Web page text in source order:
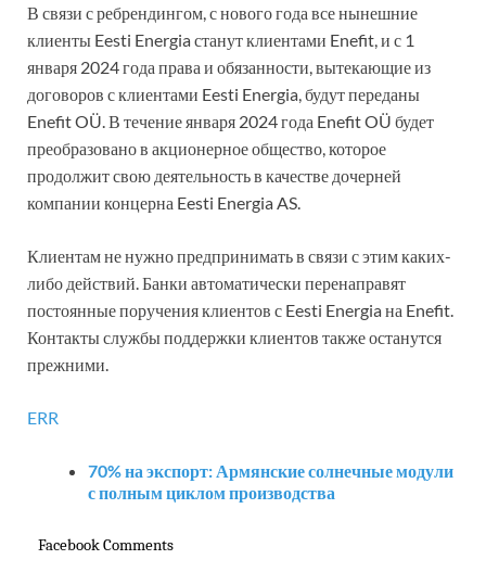
В связи с ребрендингом, с нового года все нынешние
клиенты Eesti Energia станут клиентами Enefit, и с 1
января 2024 года права и обязанности, вытекающие из
договоров с клиентами Eesti Energia, будут переданы
Enefit OÜ. В течение января 2024 года Enefit OÜ будет
преобразовано в акционерное общество, которое
продолжит свою деятельность в качестве дочерней
компании концерна Eesti Energia AS.
Клиентам не нужно предпринимать в связи с этим каких-
либо действий. Банки автоматически перенаправят
постоянные поручения клиентов с Eesti Energia на Enefit.
Контакты службы поддержки клиентов также останутся
прежними.
ERR
70% на экспорт: Армянские солнечные модули
с полным циклом производства
Facebook Comments